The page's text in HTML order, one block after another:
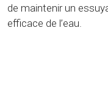
de maintenir un
efficace de l’eau.